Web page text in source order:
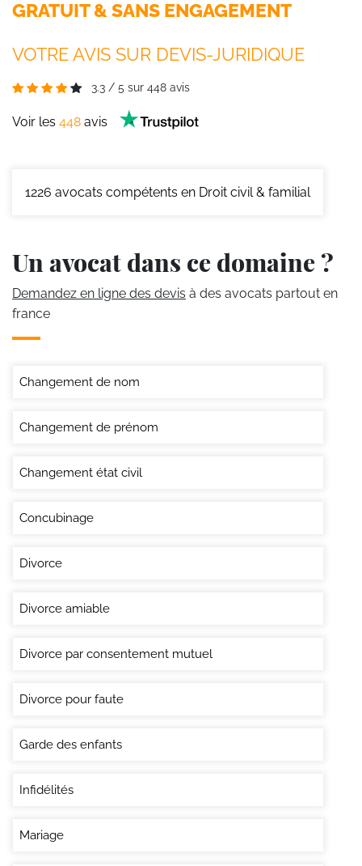
GRATUIT & SANS ENGAGEMENT
VOTRE AVIS SUR DEVIS-JURIDIQUE
3.3 / 5 sur 448 avis
Voir les 448 avis
1226 avocats compétents en Droit civil & familial
Un avocat dans ce domaine ?
Demandez en ligne des devis à des avocats partout en
france
Changement de nom
Changement de prénom
Changement état civil
Concubinage
Divorce
Divorce amiable
Divorce par consentement mutuel
Divorce pour faute
Garde des enfants
Infidélités
Mariage